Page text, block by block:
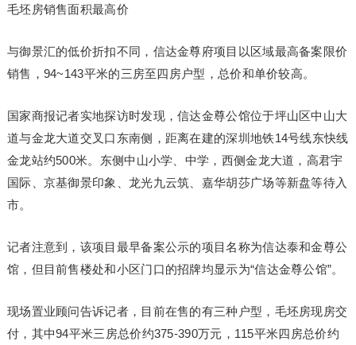
毛坯房销售面积最高价
与御景汇的低价折扣不同，信达金尊府项目以区域最高备案限价
销售，94~143平米的三房至四房户型，总价和单价较高。
国家商报记者实地探访时发现，信达金尊公馆位于坪山区中山大
道与金龙大道交叉口东南侧，距离在建的深圳地铁14号线东快线
金龙站约500米。东侧中山小学、中学，西侧金龙大道，高君宇
国际、京基御景印象、龙光九云筑、嘉华胡莎广场等新盘等待入
市。
记者注意到，该项目最早备案公示的项目名称为信达泰和金尊公
馆，但目前售楼处和小区门口的招牌均显示为“信达金尊公馆”。
现场置业顾问告诉记者，目前在售的有三种户型，毛坯房现房交
付，其中94平米三房总价约375-390万元，115平米四房总价约